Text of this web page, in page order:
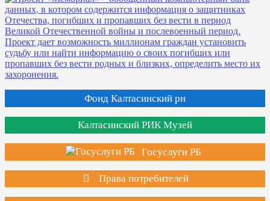
Фонд Калтасинский рн
Калтасинский РИК Музей
Госуслуги РБ
Права потребителей